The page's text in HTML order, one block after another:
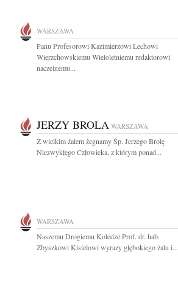
WARSZAWA
Panu Profesorowi Kazimierzowi Lechowi
Wierzchowskiemu Wieloletniemu redaktorowi
naczelnemu...
JERZY BROLA WARSZAWA
Z wielkim żalem żegnamy Śp. Jerzego Brolę
Niezwykłego Człowieka, z którym ponad...
WARSZAWA
Naszemu Drogiemu Koledze Prof. dr. hab.
Zbyszkowi Kisielowi wyrazy głębokiego żalu i...